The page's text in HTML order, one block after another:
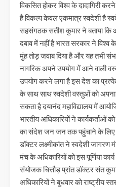
विकसित होकर विश्व के दादागिरी
है विकल्प केवल एकमात्र स्वदेशी है
सहसंगठक सतीश कुमार ने बताया
दबाव में नहीं है भारत सरकार ने
मुंह तोड़ जवाब दिया है और यह तभी
नागरिक अपने उपयोग में आने वाली
उपयोग करने लगा है इस देश का
के साथ साथ स्वदेशी वस्तुओं को
सकता है दयानंद महाविद्यालय में
भारतीय अधिकारियों ने कार्यकर्ताओं
का संदेश जन जन तक पहुंचाने के लिए
डॉक्टर लक्ष्मीकांत ने स्वदेशी
मंच के अधिकारियों को इस पूर्णिया
संयोजक चित्तौड़ प्रांत डॉक्टर संत
अधिकारियों ने बुधवार को राष्ट्रीय